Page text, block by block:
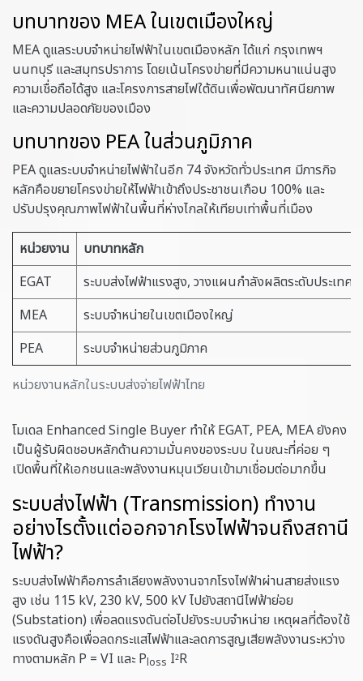
บทบาทของ MEA ในเขตเมืองใหญ่
MEA ดูแลระบบจำหน่ายไฟฟ้าในเขตเมืองหลัก ได้แก่ กรุงเทพฯ
นนทบุรี และสมุทรปราการ โดยเน้นโครงข่ายที่มีความหนาแน่นสูง
ความเชื่อถือได้สูง และโครงการสายไฟใต้ดินเพื่อพัฒนาทัศนียภาพ
และความปลอดภัยของเมือง
บทบาทของ PEA ในส่วนภูมิภาค
PEA ดูแลระบบจำหน่ายไฟฟ้าในอีก 74 จังหวัดทั่วประเทศ มีภารกิจ
หลักคือขยายโครงข่ายให้ไฟฟ้าเข้าถึงประชาชนเกือบ 100% และ
ปรับปรุงคุณภาพไฟฟ้าในพื้นที่ห่างไกลให้เทียบเท่าพื้นที่เมือง
หน่วยงานหลักในระบบส่งจ่ายไฟฟ้าไทย
หน่วยงาน
บทบาทหลัก
EGAT
ระบบส่งไฟฟ้าแรงสูง, วางแผนกำลังผลิตระดับประเทศ
MEA
ระบบจำหน่ายในเขตเมืองใหญ่
PEA
ระบบจำหน่ายส่วนภูมิภาค
โมเดล Enhanced Single Buyer ทำให้ EGAT, PEA, MEA ยังคง
เป็นผู้รับผิดชอบหลักด้านความมั่นคงของระบบ ในขณะที่ค่อย ๆ
เปิดพื้นที่ให้เอกชนและพลังงานหมุนเวียนเข้ามาเชื่อมต่อมากขึ้น
ระบบส่งไฟฟ้า (Transmission) ทำงาน
อย่างไรตั้งแต่ออกจากโรงไฟฟ้าจนถึงสถานี
ไฟฟ้า?
ระบบส่งไฟฟ้าคือการลำเลียงพลังงานจากโรงไฟฟ้าผ่านสายส่งแรง
สูง เช่น 115 kV, 230 kV, 500 kV ไปยังสถานีไฟฟ้าย่อย
(Substation) เพื่อลดแรงดันต่อไปยังระบบจำหน่าย เหตุผลที่ต้องใช้
แรงดันสูงคือเพื่อลดกระแสไฟฟ้าและลดการสูญเสียพลังงานระหว่าง
ทางตามหลัก P = VI และ Ploss I²R